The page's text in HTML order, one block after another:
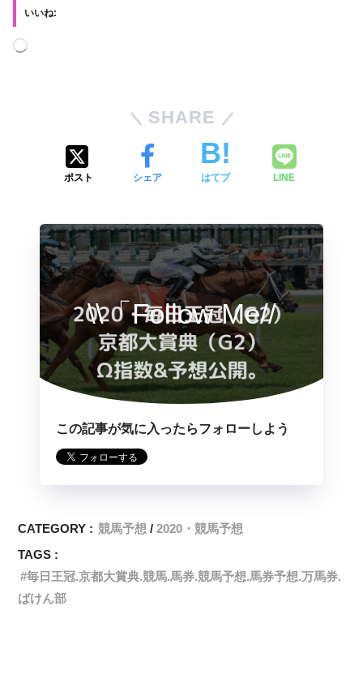
いいね:
SHARE
ポスト シェア はてブ LINE
\\「Follow Me//
この記事が気に入ったらフォローしよう
CATEGORY : 競馬予想
2020・競馬予想
TAGS :
毎日王冠.京都大賞典.競馬.馬券.競馬予想.馬券予想.万馬券.
ばけん部